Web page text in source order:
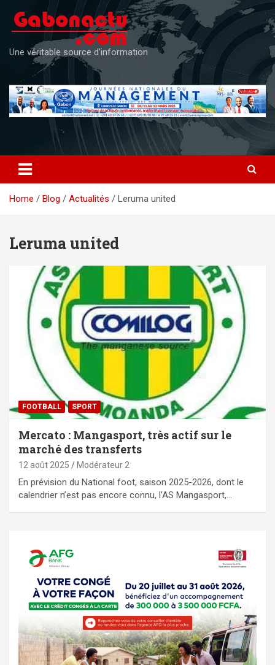
content
Une véritable source d'information
Home Blog Actualités Leruma united
Leruma united
FOOTBALL SPORT
Mercato : Mangasport, très actif sur le
marché des transferts
12 août 2025 Modérateur 2
En prévision du National foot, saison 2025-2026, dont le
calendrier n’est pas encore connu, l’AS Mangasport,…